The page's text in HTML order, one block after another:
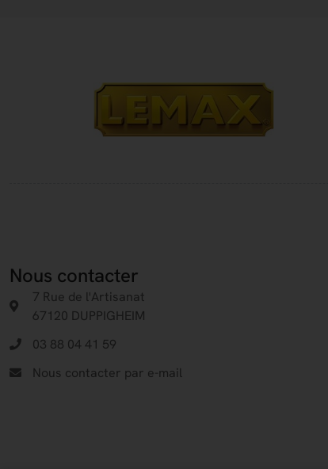
Nous contacter
7 Rue de l'Artisanat
67120 DUPPIGHEIM
03 88 04 41 59
Nous contacter par e-mail